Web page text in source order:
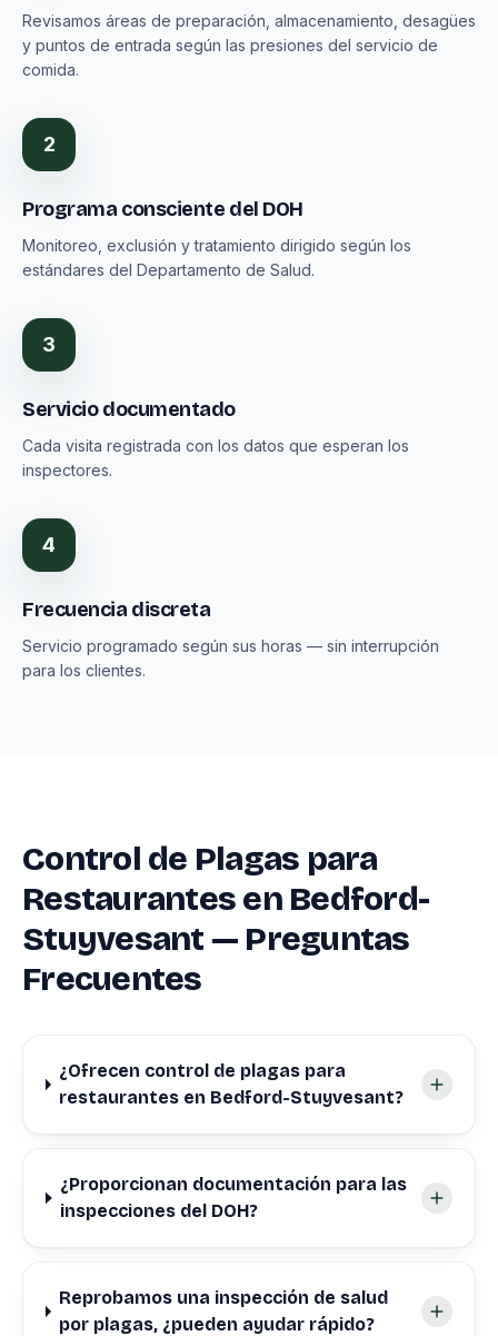
Revisamos áreas de preparación, almacenamiento, desagües
y puntos de entrada según las presiones del servicio de
comida.
2
Programa consciente del DOH
Monitoreo, exclusión y tratamiento dirigido según los
estándares del Departamento de Salud.
3
Servicio documentado
Cada visita registrada con los datos que esperan los
inspectores.
4
Frecuencia discreta
Servicio programado según sus horas — sin interrupción
para los clientes.
Control de Plagas para
Restaurantes en Bedford-
Stuyvesant — Preguntas
Frecuentes
¿Ofrecen control de plagas para
restaurantes en Bedford-Stuyvesant?
¿Proporcionan documentación para las
inspecciones del DOH?
Reprobamos una inspección de salud
por plagas, ¿pueden ayudar rápido?